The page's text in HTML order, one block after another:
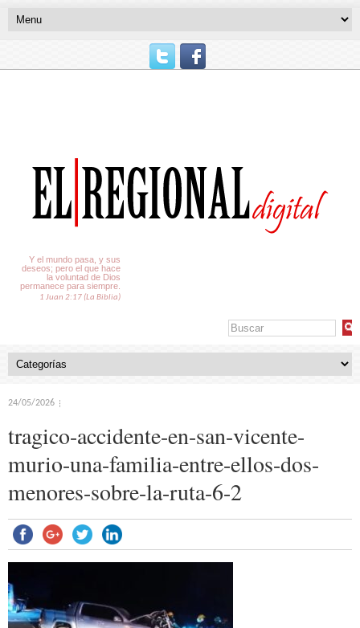
Y el mundo pasa, y sus
deseos; pero el que hace
la voluntad de Dios
permanece para siempre.
1 Juan 2:17 (La Biblia)
24/05/2026
tragico-accidente-en-san-vicente-
murio-una-familia-entre-ellos-dos-
menores-sobre-la-ruta-6-2